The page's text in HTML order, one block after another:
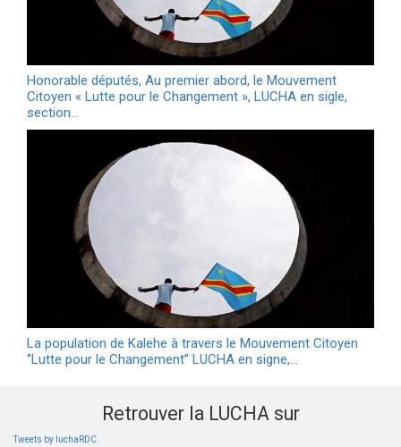
Honorable députés, Au premier abord, le Mouvement
Citoyen « Lutte pour le Changement », LUCHA en sigle,
section…
La population de Kalehe à travers le Mouvement Citoyen
‘’Lutte pour le Changement’’ LUCHA en signe,…
Retrouver la LUCHA sur
Tweets by luchaRDC